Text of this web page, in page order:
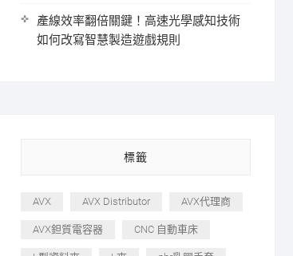
產線效率翻倍關鍵！高速光學感知技術
如何改寫智慧製造遊戲規則
標籤
AVX AVX Distributor AVX代理商
AVX鉭質電容器 CNC 自動車床